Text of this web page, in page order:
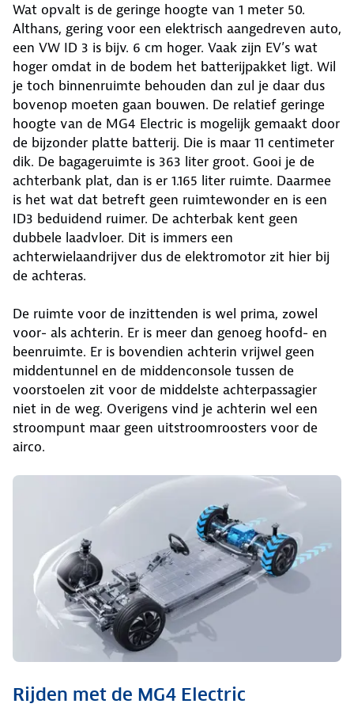
Wat opvalt is de geringe hoogte van 1 meter 50.
Althans, gering voor een elektrisch aangedreven auto,
een VW ID 3 is bijv. 6 cm hoger. Vaak zijn EV’s wat
hoger omdat in de bodem het batterijpakket ligt. Wil
je toch binnenruimte behouden dan zul je daar dus
bovenop moeten gaan bouwen. De relatief geringe
hoogte van de MG4 Electric is mogelijk gemaakt door
de bijzonder platte batterij. Die is maar 11 centimeter
dik. De bagageruimte is 363 liter groot. Gooi je de
achterbank plat, dan is er 1.165 liter ruimte. Daarmee
is het wat dat betreft geen ruimtewonder en is een
ID3 beduidend ruimer. De achterbak kent geen
dubbele laadvloer. Dit is immers een
achterwielaandrijver dus de elektromotor zit hier bij
de achteras.
De ruimte voor de inzittenden is wel prima, zowel
voor- als achterin. Er is meer dan genoeg hoofd- en
beenruimte. Er is bovendien achterin vrijwel geen
middentunnel en de middenconsole tussen de
voorstoelen zit voor de middelste achterpassagier
niet in de weg. Overigens vind je achterin wel een
stroompunt maar geen uitstroomroosters voor de
airco.
Rijden met de MG4 Electric